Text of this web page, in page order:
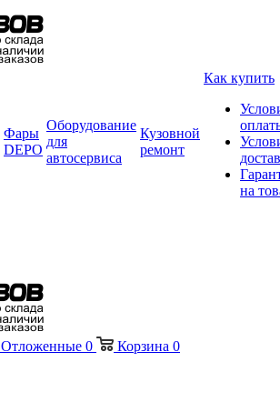
Фары
DEPO
Оборудование
для
автосервиса
Кузовной
ремонт
Как купить
на
Отложенные 0 Корзина 0